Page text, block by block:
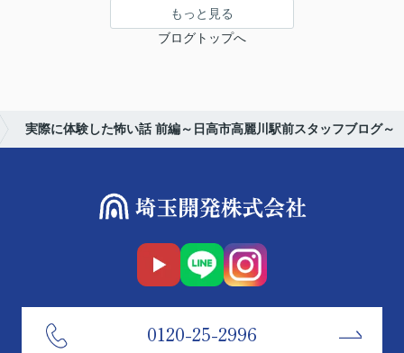
もっと見る
ブログトップへ
実際に体験した怖い話 前編～日高市高麗川駅前スタッフブログ～
0120-25-2996